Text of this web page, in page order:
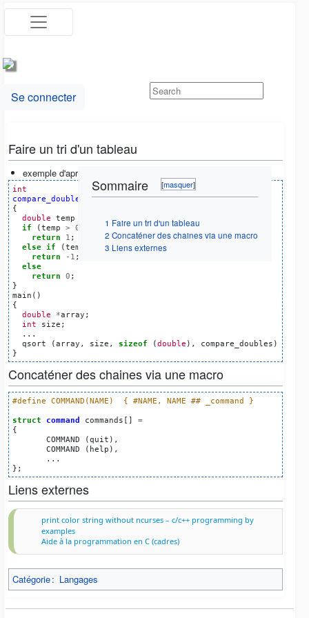
Se connecter
Faire un tri d'un tableau
Sommaire
1 Faire un tri d'un tableau
2 Concaténer des chaines via une macro
3 Liens externes
exemple d'après
int
compare_doubles
(const double *a, const double *b)
{
double temp *
if
(temp > 0
return
1 ;
else if (temp
)
return
-1 ;
else
return 0 ;
}
main ()
{
double
*array ;
int
size ;
...
qsort
(array , size , sizeof (double ), compare_doubles );
}
Concaténer des chaines via une macro
#define COMMAND(NAME)  { #NAME, NAME ## _command }
struct
command commands []
=
{
COMMAND
(quit ),
COMMAND
( help ),
...
};
Liens externes
print color string without ncurses – c/c++ programming by
examples
Aide à la programmation en C (cadres)
Catégorie: Langages